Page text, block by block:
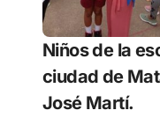
Niños de la
ciudad de
José Martí.